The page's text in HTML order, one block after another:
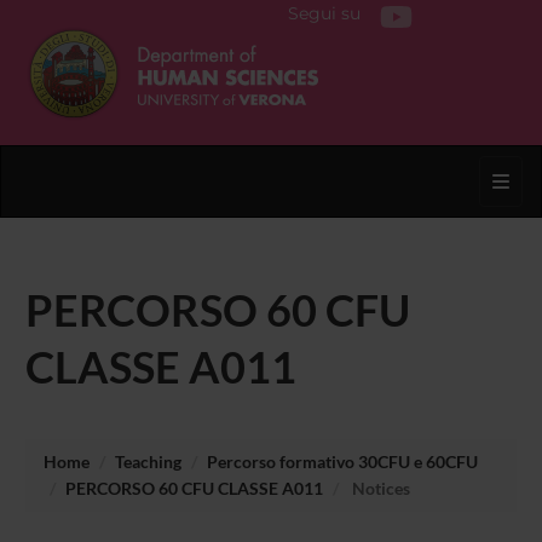
Segui su
PERCORSO 60 CFU
CLASSE A011
Home Teaching
Percorso formativo 30CFU e 60CFU
PERCORSO 60 CFU CLASSE A011
Notices